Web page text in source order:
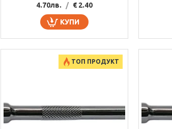
4.70лв. / € 2.40
КУПИ
ТОП ПРОДУКТ